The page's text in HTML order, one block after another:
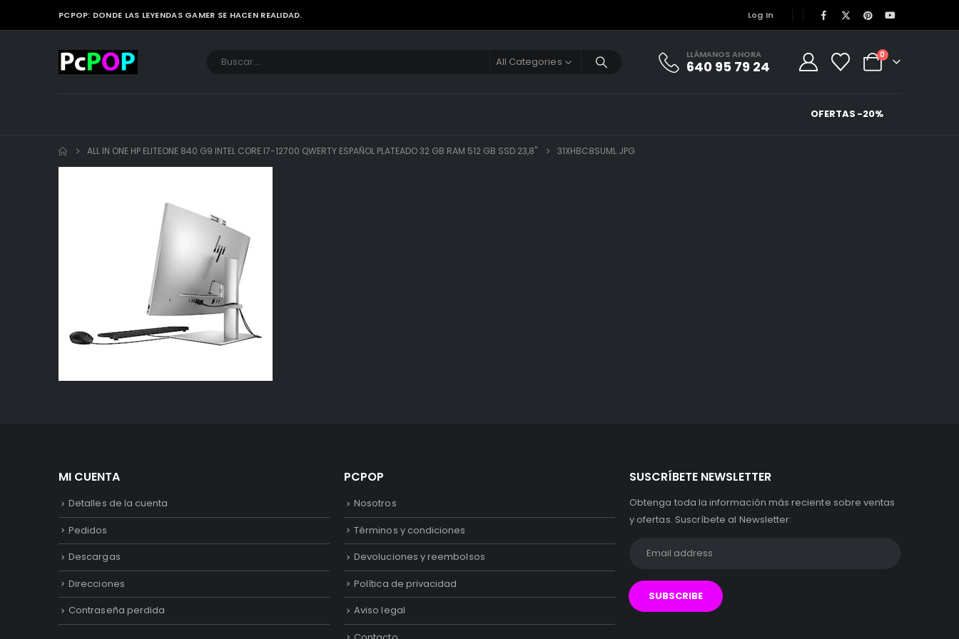
PCPOP: DONDE LAS LEYENDAS GAMER SE HACEN REALIDAD. Log In
All Categories
LLÁMANOS AHORA
640 95 79 24
0
OFERTAS -20%
ALL IN ONE HP ELITEONE 840 G9 INTEL CORE I7-12700 QWERTY ESPAÑOL PLATEADO 32 GB RAM 512 GB SSD 23,8" 31XHBC8SUML.JPG
MI CUENTA
Detalles de la cuenta
Pedidos
Descargas
Direcciones
Contraseña perdida
PCPOP
Nosotros
Términos y condiciones
Devoluciones y reembolsos
Política de privacidad
Aviso legal
SUSCRÍBETE NEWSLETTER
Obtenga toda la información más reciente sobre ventas
y ofertas. Suscríbete al Newsletter: